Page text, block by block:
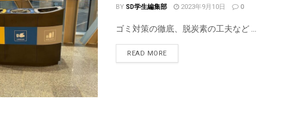
BYSD学生編集部 2023年9月10日 0
ゴミ対策の徹底、脱炭素の工夫など ...
READ MORE